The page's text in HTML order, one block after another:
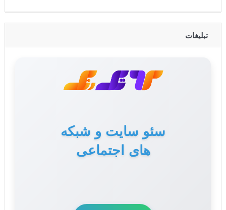
تبلیغات
سئو سایت و شبکه
های اجتماعی
تولید محتوا برای سایت
و سوشال مدیا